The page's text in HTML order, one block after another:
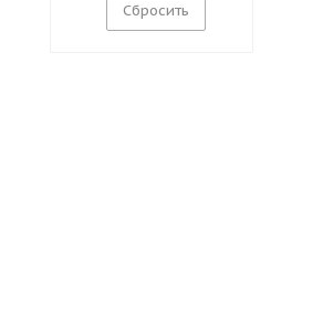
Сбросить